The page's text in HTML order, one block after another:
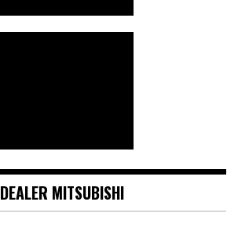
DEALER MITSUBISHI